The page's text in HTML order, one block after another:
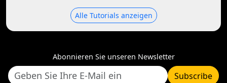
Alle Tutorials anzeigen
Abonnieren Sie unseren Newsletter
Subscribe